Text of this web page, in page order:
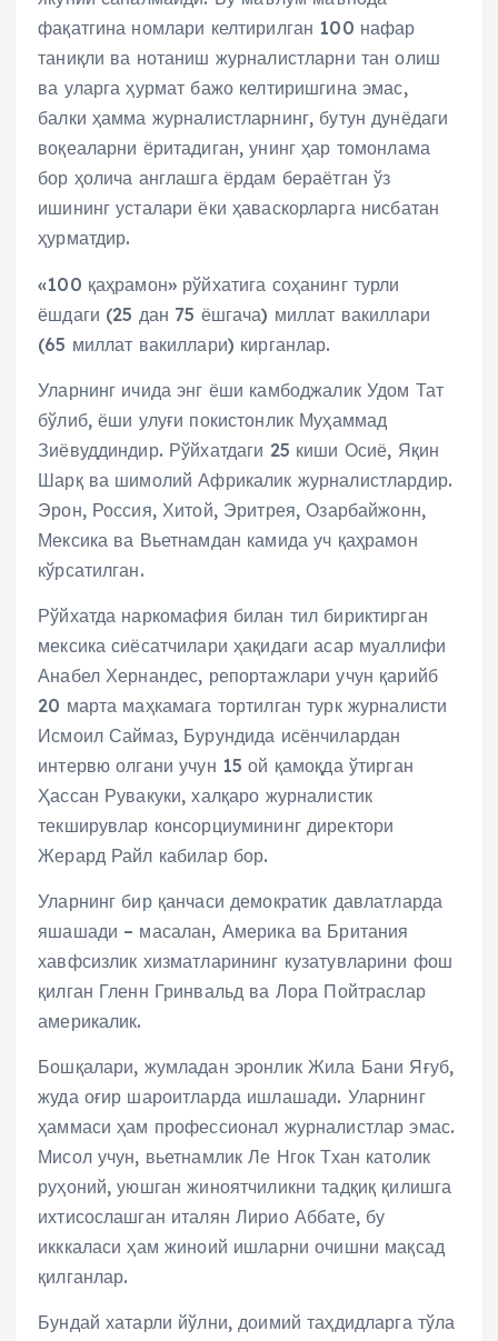
фақатгина номлари келтирилган 100 нафар
таниқли ва нотаниш журналистларни тан олиш
ва уларга ҳурмат бажо келтиришгина эмас,
балки ҳамма журналистларнинг, бутун дунёдаги
воқеаларни ёритадиган, унинг ҳар томонлама
бор ҳолича англашга ёрдам бераётган ўз
ишининг усталари ёки ҳаваскорларга нисбатан
ҳурматдир.
«100 қаҳрамон» рўйхатига соҳанинг турли
ёшдаги (25 дан 75 ёшгача) миллат вакиллари
(65 миллат вакиллари) кирганлар.
Уларнинг ичида энг ёши камбоджалик Удом Тат
бўлиб, ёши улуғи покистонлик Муҳаммад
Зиёвуддиндир. Рўйхатдаги 25 киши Осиё, Яқин
Шарқ ва шимолий Африкалик журналистлардир.
Эрон, Россия, Хитой, Эритрея, Озарбайжонн,
Мексика ва Вьетнамдан камида уч қаҳрамон
кўрсатилган.
Рўйхатда наркомафия билан тил бириктирган
мексика сиёсатчилари ҳақидаги асар муаллифи
Анабел Хернандес, репортажлари учун қарийб
20 марта маҳкамага тортилган турк журналисти
Исмоил Саймаз, Бурундида исёнчилардан
интервю олгани учун 15 ой қамоқда ўтирган
Ҳассан Рувакуки, халқаро журналистик
текширувлар консорциумининг директори
Жерард Райл кабилар бор.
Уларнинг бир қанчаси демократик давлатларда
яшашади – масалан, Америка ва Британия
хавфсизлик хизматларининг кузатувларини фош
қилган Гленн Гринвальд ва Лора Пойтраслар
америкалик.
Бошқалари, жумладан эронлик Жила Бани Яғуб,
жуда оғир шароитларда ишлашади. Уларнинг
ҳаммаси ҳам профессионал журналистлар эмас.
Мисол учун, вьетнамлик Ле Нгок Тхан католик
руҳоний, уюшган жиноятчиликни тадқиқ қилишга
ихтисослашган италян Лирио Аббате, бу
икккаласи ҳам жиноий ишларни очишни мақсад
қилганлар.
Бундай хатарли йўлни, доимий таҳдидларга тўла